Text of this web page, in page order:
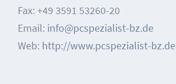
Fax: +49 3591 53260-20
Email: info@pcspezialist-bz.de
Web: http://www.pcspezialist-bz.de